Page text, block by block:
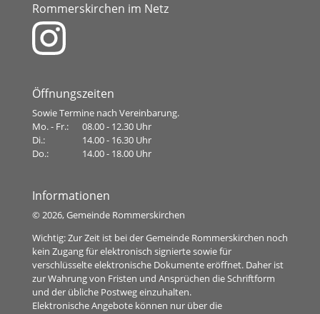
Rommerskirchen im Netz
Öffnungszeiten
Sowie Termine nach Vereinbarung.
Mo. - Fr.:
08.00 - 12.30 Uhr
Di.:
14.00 - 16.30 Uhr
Do.:
14.00 - 18.00 Uhr
Informationen
© 2026, Gemeinde Rommerskirchen
Wichtig: Zur Zeit ist bei der Gemeinde Rommerskirchen noch
kein Zugang für elektronisch signierte sowie für
verschlüsselte elektronische Dokumente eröffnet. Daher ist
zur Wahrung von Fristen und Ansprüchen die Schriftform
und der übliche Postweg einzuhalten.
Elektronische Angebote können nur über die